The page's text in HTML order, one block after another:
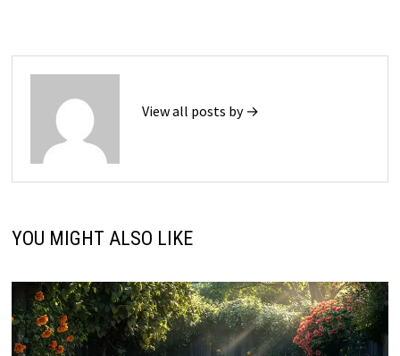
View all posts by →
YOU MIGHT ALSO LIKE